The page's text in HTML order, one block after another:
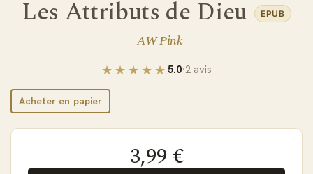
Les Attributs de Dieu EPUB
AW Pink
5.0·2 avis
Acheter en papier
3,99 €